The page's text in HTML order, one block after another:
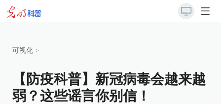
可视化 >
【防疫科普】新冠病毒会越来越
弱？这些谣言你别信！